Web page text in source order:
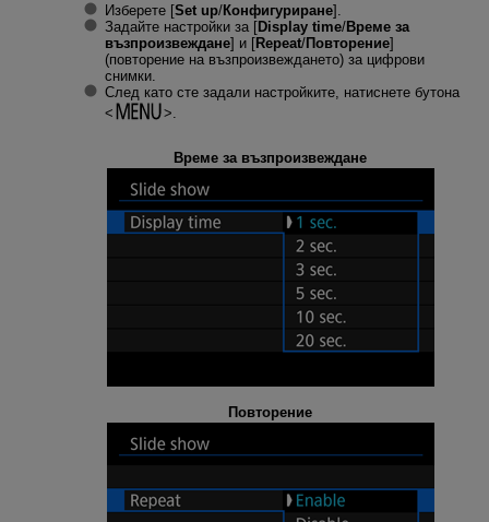
Изберете [Set up/Конфигуриране].
Задайте настройки за [Display time/Време за
възпроизвеждане] и [Repeat/Повторение]
(повторение на възпроизвеждането) за цифрови
снимки.
След като сте задали настройките, натиснете бутона
Време за възпроизвеждане
Повторение